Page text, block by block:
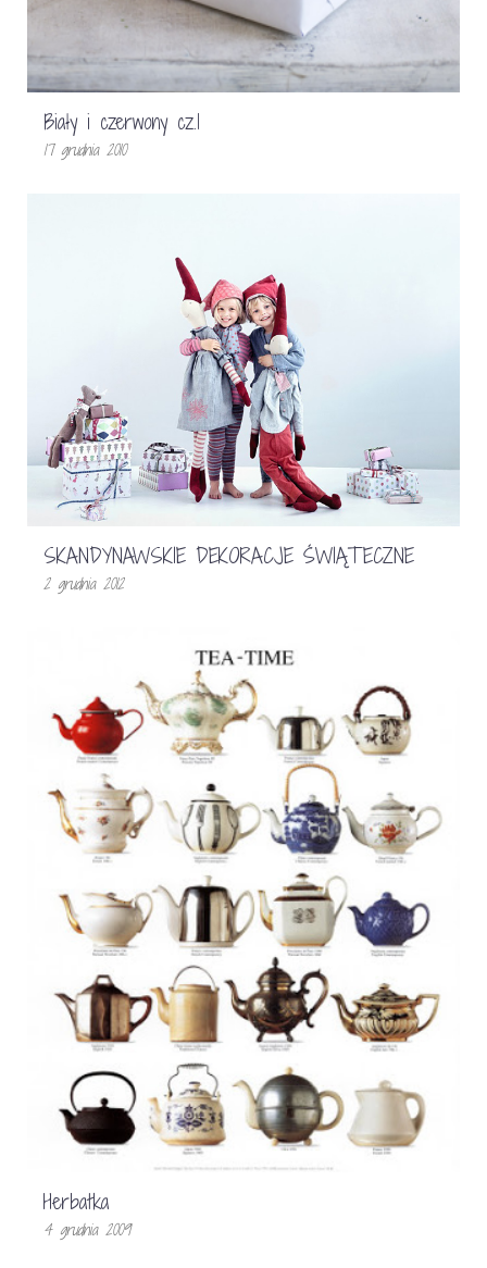
Biały i czerwony cz.1
17 grudnia 2010
SKANDYNAWSKIE DEKORACJE ŚWIĄTECZNE
2 grudnia 2012
Herbatka
4 grudnia 2009